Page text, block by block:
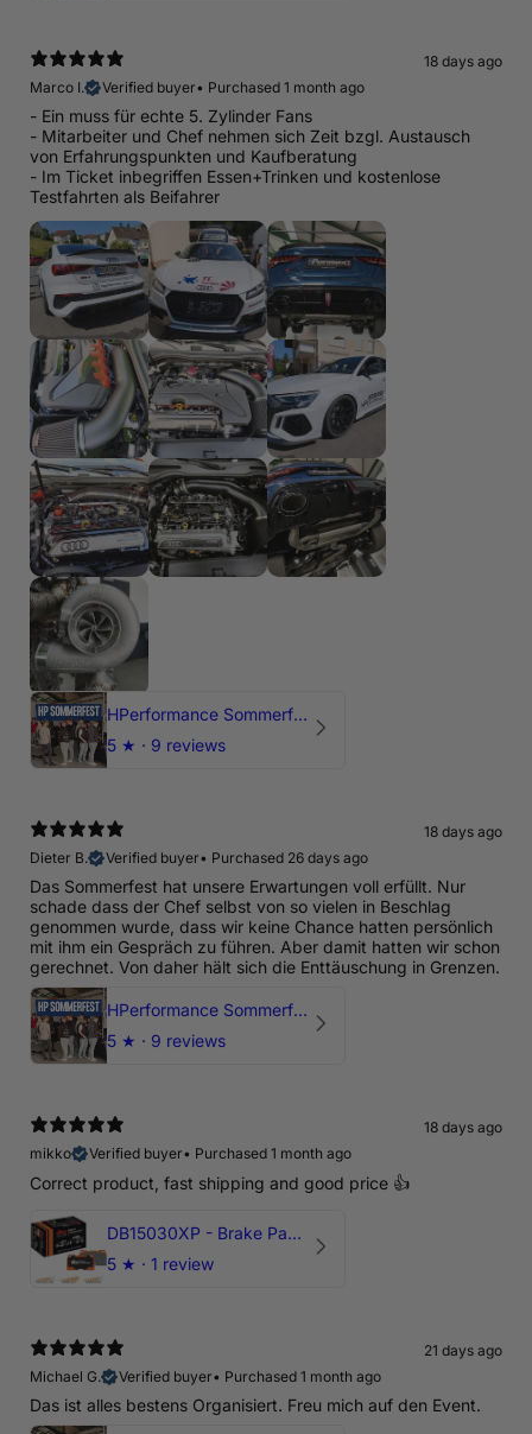
18 days ago
Marco I.
Verified buyer• Purchased 1 month ago
- Ein muss für echte 5. Zylinder Fans
- Mitarbeiter und Chef nehmen sich Zeit bzgl. Austausch
von Erfahrungspunkten und Kaufberatung
- Im Ticket inbegriffen Essen+Trinken und kostenlose
Testfahrten als Beifahrer
HPerformance Sommerfest 2026
5 ★ · 9 reviews
18 days ago
Dieter B.
Verified buyer• Purchased 26 days ago
Das Sommerfest hat unsere Erwartungen voll erfüllt. Nur
schade dass der Chef selbst von so vielen in Beschlag
genommen wurde, dass wir keine Chance hatten persönlich
mit ihm ein Gespräch zu führen. Aber damit hatten wir schon
gerechnet. Von daher hält sich die Enttäuschung in Grenzen.
HPerformance Sommerfest 2026
5 ★ · 9 reviews
18 days ago
mikko
Verified buyer• Purchased 1 month ago
Correct product, fast shipping and good price 👍
DB15030XP - Brake Pads Xtreme Performance | Front Axle
5 ★ · 1 review
21 days ago
Michael G.
Verified buyer• Purchased 1 month ago
Das ist alles bestens Organisiert. Freu mich auf den Event.